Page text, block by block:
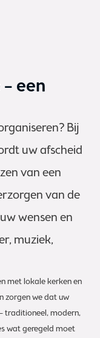
een
Bij
uw afscheid
van een
van de
wensen en
muziek,
met lokale kerken en
zorgen we dat uw
traditioneel, modern,
wat geregeld moet